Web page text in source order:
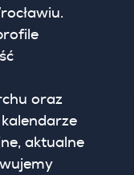
oraz
aktualne